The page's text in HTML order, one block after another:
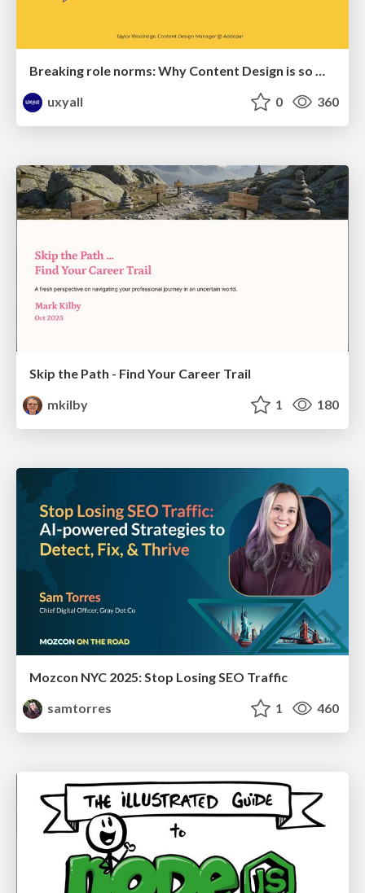
Breaking role norms: Why Content Design is so much more than writing copy - Taylor Woolridge
uxyall
0 360
Skip the Path - Find Your Career Trail
mkilby
1 180
Mozcon NYC 2025: Stop Losing SEO Traffic
samtorres
1 460